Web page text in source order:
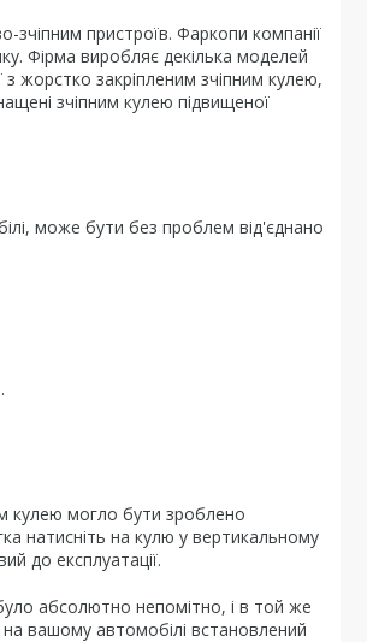
пристроїв. Фаркопи компанії
Фірма виробляє декілька моделей
з жорстко закріпленим зчіпним кулею,
зчіпним кулею підвищеної
може бути без проблем від'єднано
кулею могло бути зроблено
натисніть на кулю у вертикальному
до експлуатації.
абсолютно непомітно, і в той же
вашому автомобілі встановлений